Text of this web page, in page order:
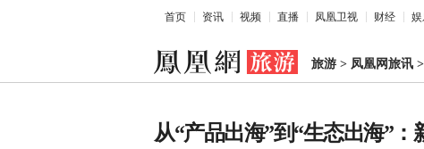
首页 资讯 视频 直播 凤凰卫视 财经
旅游 > 凤凰网旅讯 >
从“产品出海”到“生态出海”